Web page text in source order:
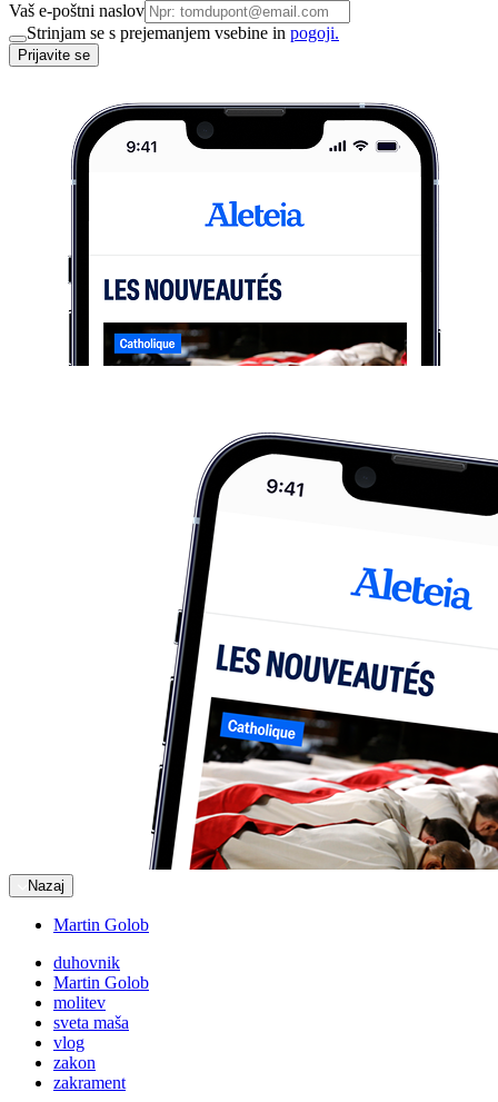
Vaš e-poštni naslov
Strinjam se s prejemanjem vsebine in pogoji.
Prijavite se
Nazaj
Martin Golob
duhovnik
Martin Golob
molitev
sveta maša
vlog
zakon
zakrament